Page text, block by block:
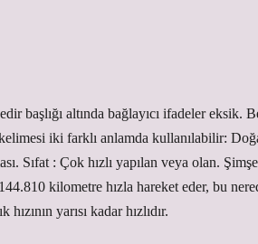
başlığı altında bağlayıcı ifadeler eksik.
kelimesi iki farklı anlamda kullanılabilir:
Sıfat : Çok hızlı yapılan veya olan.
kilometre hızla hareket eder, bu
yarısı kadar hızlıdır.